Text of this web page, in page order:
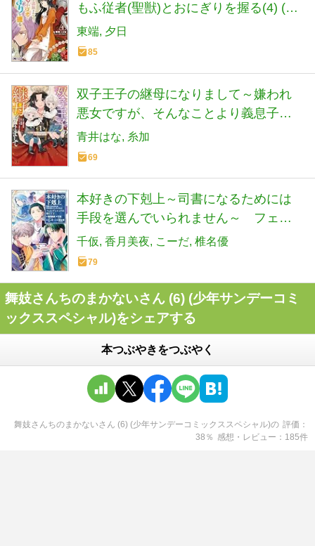
もふ従者(聖獣)とおにぎりを握る(4) (モ
ンスターコミックスf)
東端 夕日
85
双子王子の継母になりまして～嫌われ
悪女ですが、そんなことより義息子た
ちが可愛すぎて困ります～ １ (ベリー
ズファンタジーコミックス)
青井はな 糸加
69
本好きの下剋上～司書になるためには
手段を選んでいられません～ フェル
ディナンドの館にて 第1巻
千仮 香月美夜 こーだ 椎名優
79
舞妓さんちのまかないさん (6) (少年サンデーコミ
ックススペシャル)をシェアする
本つぶやきをつぶやく
舞妓さんちのまかないさん (6) (少年サンデーコミックススペシャル)の 評価
38 ％ 感想・レビュー 185件